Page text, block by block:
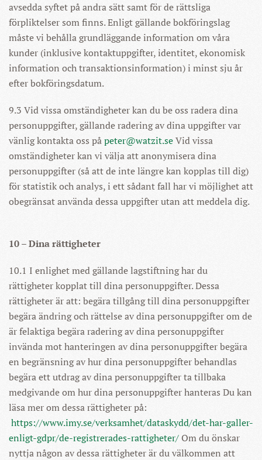
avsedda syftet på andra sätt samt för de rättsliga
förpliktelser som finns. Enligt gällande bokföringslag
måste vi behålla grundläggande information om våra
kunder (inklusive kontaktuppgifter, identitet, ekonomisk
information och transaktionsinformation) i minst sju år
efter bokföringsdatum.
9.3 Vid vissa omständigheter kan du be oss radera dina
personuppgifter, gällande radering av dina uppgifter var
vänlig kontakta oss påpeter@watzit.seVid vissa
omständigheter kan vi välja att anonymisera dina
personuppgifter (så att de inte längre kan kopplas till dig)
för statistik och analys, i ett sådant fall har vi möjlighet att
obegränsat använda dessa uppgifter utan att meddela dig.
10 – Dina rättigheter
10.1 I enlighet med gällande lagstiftning har du
rättigheter kopplat till dina personuppgifter. Dessa
rättigheter är att: begära tillgång till dina personuppgifter
begära ändring och rättelse av dina personuppgifter om de
är felaktiga begära radering av dina personuppgifter
invända mot hanteringen av dina personuppgifter begära
en begränsning av hur dina personuppgifter behandlas
begära ett utdrag av dina personuppgifter ta tillbaka
medgivande om hur dina personuppgifter hanteras Du kan
läsa mer om dessa rättigheter på:
https://www.imy.se/verksamhet/dataskydd/det-har-galler-
enligt-gdpr/de-registrerades-rattigheter/Om du önskar
nyttja någon av dessa rättigheter är du välkommen att